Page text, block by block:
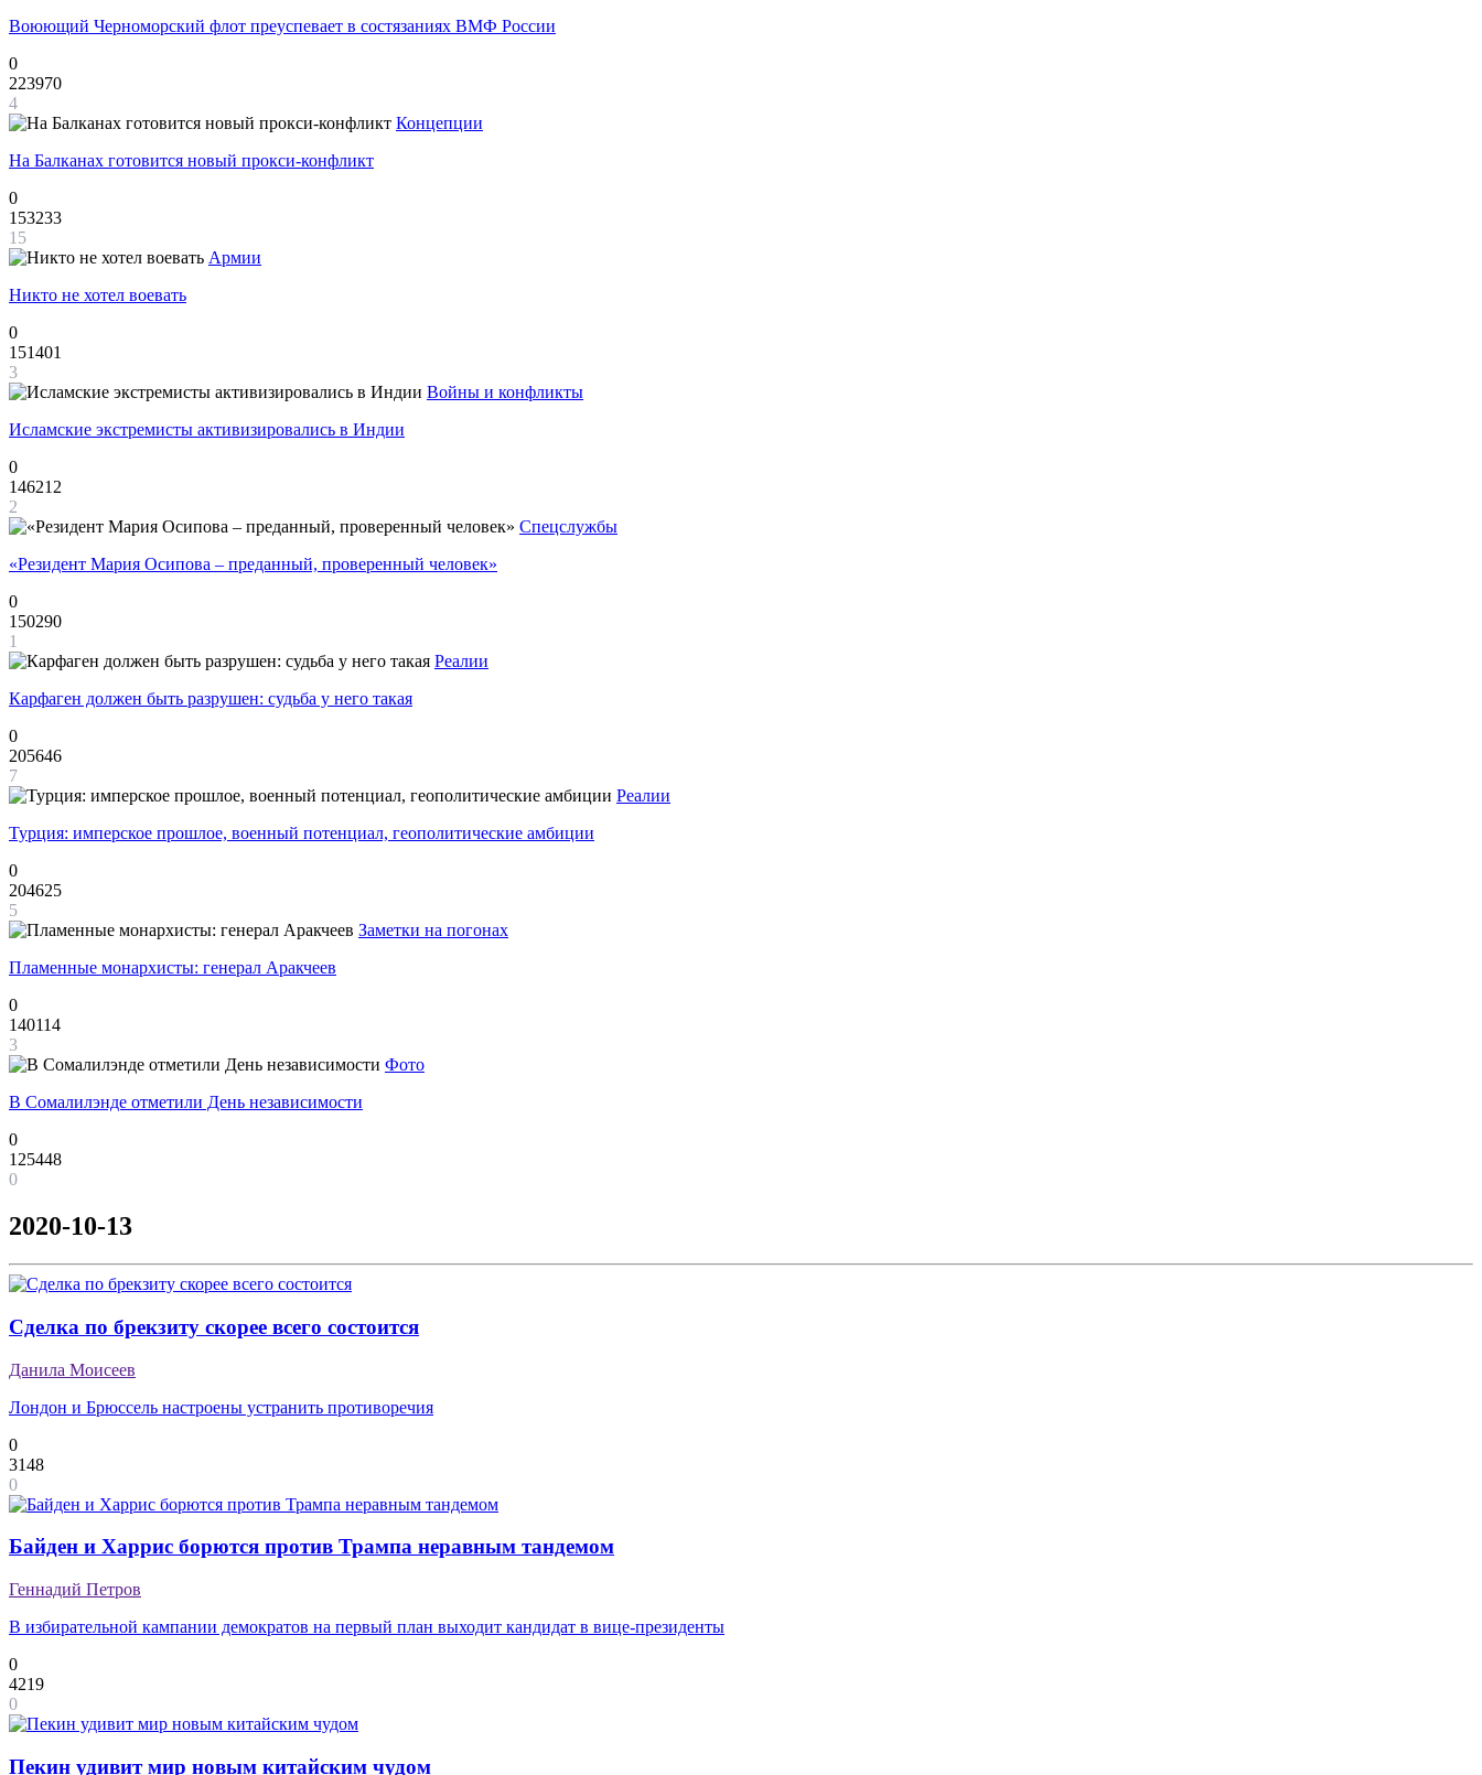
Воюющий Черноморский флот преуспевает в состязаниях ВМФ России
0
223970
4
Концепции
На Балканах готовится новый прокси-конфликт
0
153233
15
Армии
Никто не хотел воевать
0
151401
3
Войны и конфликты
Исламские экстремисты активизировались в Индии
0
146212
2
Спецслужбы
«Резидент Мария Осипова – преданный, проверенный человек»
0
150290
1
Реалии
Карфаген должен быть разрушен: судьба у него такая
0
205646
7
Реалии
Турция: имперское прошлое, военный потенциал, геополитические амбиции
0
204625
5
Заметки на погонах
Пламенные монархисты: генерал Аракчеев
0
140114
3
Фото
В Сомалилэнде отметили День независимости
0
125448
0
2020-10-13
Сделка по брекзиту скорее всего состоится
Данила Моисеев
Лондон и Брюссель настроены устранить противоречия
0
3148
0
Байден и Харрис борются против Трампа неравным тандемом
Геннадий Петров
В избирательной кампании демократов на первый план выходит кандидат в вице-президенты
0
4219
0
Пекин удивит мир новым китайским чудом